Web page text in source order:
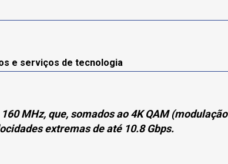
e serviços de tecnologia
MHz, que, somados ao 4K QAM (modulação
extremas de até 10.8 Gbps.